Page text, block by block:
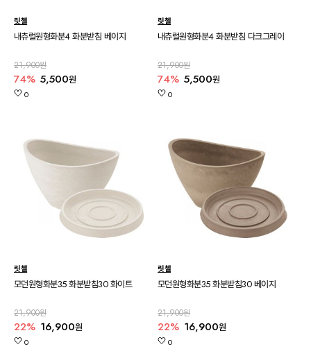
릿첼
내츄럴원형화분4 화분받침 베이지
21,900원
74% 5,500원
0
릿첼
내츄럴원형화분4 화분받침 다크그레이
21,900원
74% 5,500원
0
릿첼
모던원형화분35 화분받침30 화이트
21,900원
22% 16,900원
0
릿첼
모던원형화분35 화분받침30 베이지
21,900원
22% 16,900원
0